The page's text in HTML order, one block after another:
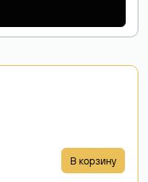
В корзину